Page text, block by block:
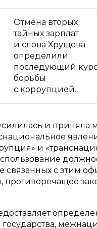
Отмена вторых
тайных зарплат
и слова Хрущева
определили
последующий
борьбы
с коррупцией.
и
и
связанных с этим
противоречащее